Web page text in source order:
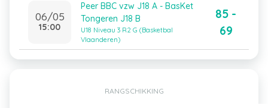
06/05
15:00
Peer BBC vzw J18 A - BasKet
Tongeren J18 B
U18 Niveau 3 R2 G (Basketbal
Vlaanderen)
85 -
69
RANGSCHIKKING